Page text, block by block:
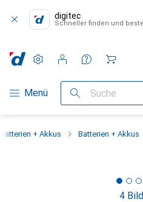
digitec
Schneller finden und
Navigation nach Kategorien
Menü Suche
Einstellungen
Kundenkonto
Vergleichslisten
Merklisten
Warenkorb
Batterien + Akkus Batterien + Akkus
4